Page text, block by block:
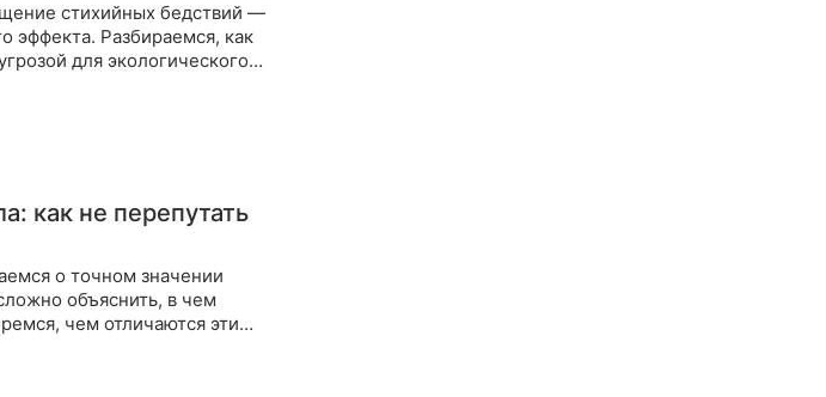
стихийных бедствий —
эффекта. Разбираемся, как
для экологического
как не перепутать
о точном значении
объяснить, в чем
чем отличаются эти